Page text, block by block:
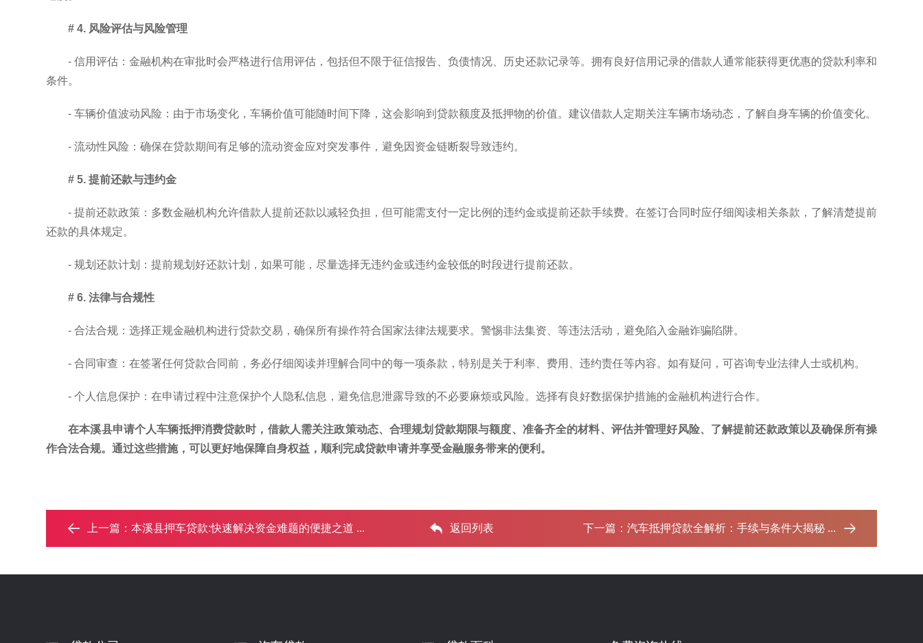
# 4. 风险评估与风险管理
- 信用评估：金融机构在审批时会严格进行信用评估，包括但不限于征信报告、负债情况、历史还款记录等。拥有良好信用记录的借款人通常能获得更优惠的贷款利率和
条件。
- 车辆价值波动风险：由于市场变化，车辆价值可能随时间下降，这会影响到贷款额度及抵押物的价值。建议借款人定期关注车辆市场动态，了解自身车辆的价值变化。
- 流动性风险：确保在贷款期间有足够的流动资金应对突发事件，避免因资金链断裂导致违约。
# 5. 提前还款与违约金
- 提前还款政策：多数金融机构允许借款人提前还款以减轻负担，但可能需支付一定比例的违约金或提前还款手续费。在签订合同时应仔细阅读相关条款，了解清楚提前
还款的具体规定。
- 规划还款计划：提前规划好还款计划，如果可能，尽量选择无违约金或违约金较低的时段进行提前还款。
# 6. 法律与合规性
- 合法合规：选择正规金融机构进行贷款交易，确保所有操作符合国家法律法规要求。警惕非法集资、等违法活动，避免陷入金融诈骗陷阱。
- 合同审查：在签署任何贷款合同前，务必仔细阅读并理解合同中的每一项条款，特别是关于利率、费用、违约责任等内容。如有疑问，可咨询专业法律人士或机构。
- 个人信息保护：在申请过程中注意保护个人隐私信息，避免信息泄露导致的不必要麻烦或风险。选择有良好数据保护措施的金融机构进行合作。
在本溪县申请个人车辆抵押消费贷款时，借款人需关注政策动态、合理规划贷款期限与额度、准备齐全的材料、评估并管理好风险、了解提前还款政策以及确保所有操
作合法合规。通过这些措施，可以更好地保障自身权益，顺利完成贷款申请并享受金融服务带来的便利。
上一篇：本溪县押车贷款:快速解决资金难题的便捷之道 ...‌ 返回列表 下一篇： 汽车抵押贷款全解析：手续与条件大揭秘 ...‌